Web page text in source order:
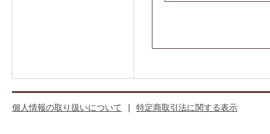
個人情報の取り扱いについて 特定商取引法に関する表示